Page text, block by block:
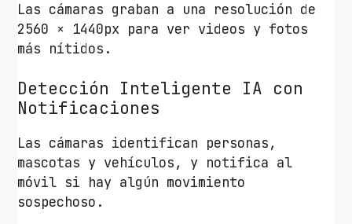
Las cámaras graban a una resolución de
2560 × 1440px para ver videos y fotos
más nítidos.
Detección Inteligente IA con
Notificaciones
Las cámaras identifican personas,
mascotas y vehículos, y notifica al
móvil si hay algún movimiento
sospechoso.